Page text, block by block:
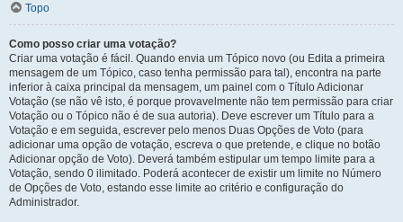
Topo
Como posso criar uma votação?
Criar uma votação é fácil. Quando envia um Tópico novo (ou Edita a primeira
mensagem de um Tópico, caso tenha permissão para tal), encontra na parte
inferior à caixa principal da mensagem, um painel com o Título Adicionar
Votação (se não vê isto, é porque provavelmente não tem permissão para criar
Votação ou o Tópico não é de sua autoria). Deve escrever um Título para a
Votação e em seguida, escrever pelo menos Duas Opções de Voto (para
adicionar uma opção de votação, escreva o que pretende, e clique no botão
Adicionar opção de Voto). Deverá também estipular um tempo limite para a
Votação, sendo 0 ilimitado. Poderá acontecer de existir um limite no Número
de Opções de Voto, estando esse limite ao critério e configuração do
Administrador.